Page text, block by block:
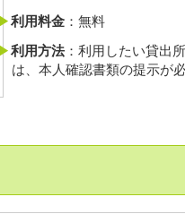
利用料金 ：無料
利用方法：利用したい貸出
は、本人確認書類の提示が必